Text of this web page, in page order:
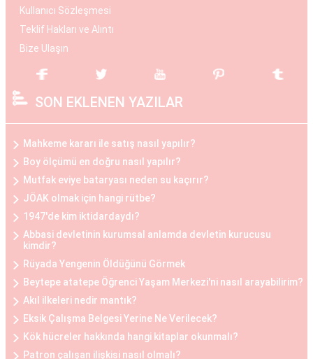
silikon veya tuzlu su dolu implantlar kullanılır.
Operasyon, hasta ile cerrah arasında yapılan
detaylı bir değerlendirme sonucunda kişiye özel
çekici bir görünüm elde etmek isteyen kadınlar
arasında popülerdir.
Göğüs Küçültme Estetiği
Büyük göğüslerin neden olduğu fiziksel
rahatsızlıklar veya estetik kaygılar nedeniyle bazı
kadınlar, göğüs küçültme estetiğini tercih
edebilirler. Bu operasyon, göğüs dokusunun ve
yağın çıkarılması ile gerçekleştirilir. Göğüs
küçültme estetiği, sırt ve boyun ağrılarını
hafifletmek, postürü düzeltmek ve günlük yaşam
kalitesini artırmak isteyen kadınlar arasında
Göğüs Küçültme ve Büyütme Öncesi ve Sonrası
Kullanıcı Sözleşmesi
Teklif Hakları ve Alıntı
Bize Ulaşın
SON EKLENEN YAZILAR
Mahkeme kararı ile satış nasıl yapılır?
Boy ölçümü en doğru nasıl yapılır?
Mutfak eviye bataryası neden su kaçırır?
JÖAK olmak için hangi rütbe?
1947'de kim iktidardaydı?
Abbasi devletinin kurumsal anlamda devletin kurucusu
kimdir?
Rüyada Yengenin Öldüğünü Görmek
Beytepe atatepe Öğrenci Yaşam Merkezi'ni nasıl arayabilirim?
Akıl ilkeleri nedir mantık?
Eksik Çalışma Belgesi Yerine Ne Verilecek?
Kök hücreler hakkında hangi kitaplar okunmalı?
Patron çalışan ilişkisi nasıl olmalı?